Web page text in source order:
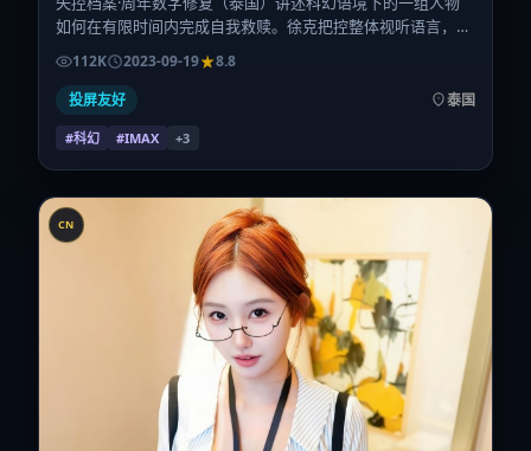
如何在有限时间内完成自我救赎。徐克把控整体视听语言，安
妮·海瑟薇、齐溪、长泽雅美、辛芷蕾的表演层次丰富。影片
定于 2023-09-19 起陆续登陆院线与网络平台，国庆档前后公
映，片长163分钟。
112K 2023-09-19
8.8
投屏友好
泰国
#科幻 #IMAX +3
CN